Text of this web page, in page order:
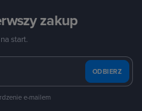
zakup
start.
ODBIERZ
e-mailem